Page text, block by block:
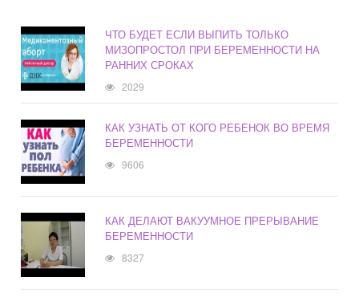
ЧТО БУДЕТ ЕСЛИ ВЫПИТЬ ТОЛЬКО
МИЗОПРОСТОЛ ПРИ БЕРЕМЕННОСТИ НА
РАННИХ СРОКАХ
2029
КАК УЗНАТЬ ОТ КОГО РЕБЕНОК ВО ВРЕМЯ
БЕРЕМЕННОСТИ
9606
КАК ДЕЛАЮТ ВАКУУМНОЕ ПРЕРЫВАНИЕ
БЕРЕМЕННОСТИ
8327